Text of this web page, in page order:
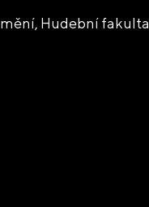
Hudební fakulta